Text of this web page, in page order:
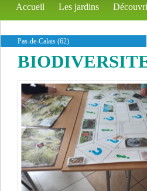
Accueil Les jardins
Pas-de-Calais (62)